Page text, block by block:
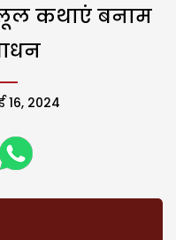
कथाएं बनाम
16, 2024